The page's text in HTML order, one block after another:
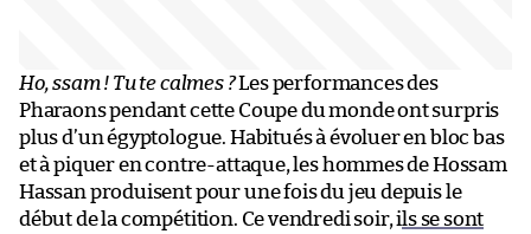
Ho, ssam ! Tu te calmes ?Les performances des
Pharaons pendant cette Coupe du monde ont surpris
plus d’un égyptologue. Habitués à évoluer en bloc bas
et à piquer en contre-attaque, les hommes de Hossam
Hassan produisent pour une fois du jeu depuis le
début de la compétition. Ce vendredi soir, ils se sont